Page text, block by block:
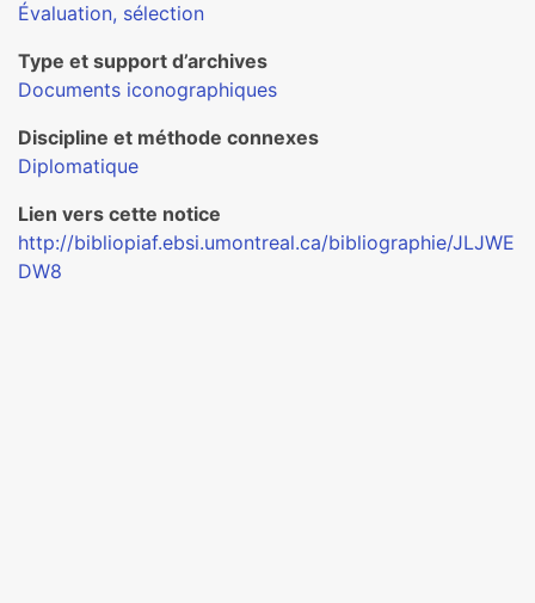
Évaluation, sélection
Type et support d’archives
Documents iconographiques
Discipline et méthode connexes
Diplomatique
Lien vers cette notice
http://bibliopiaf.ebsi.umontreal.ca/bibliographie/JLJWE
DW8